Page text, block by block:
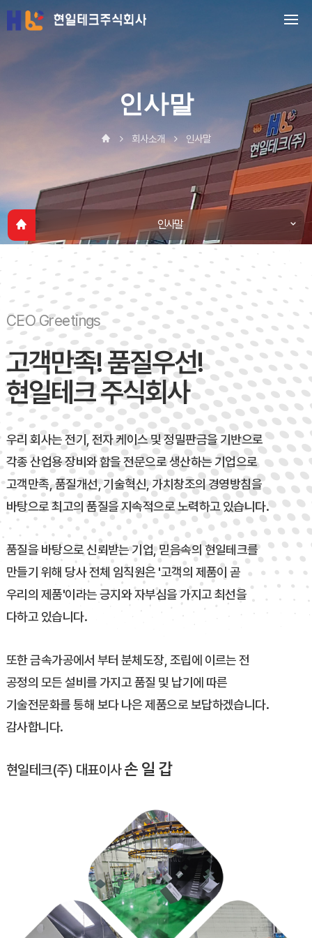
인사말
회사소개 인사말
인사말
인사말
회사연혁
인증현황
조직도
회사현황
찾아오시는 길
CEO Greetings
고객만족! 품질우선!
현일테크 주식회사
우리 회사는 전기, 전자 케이스 및 정밀판금을 기반으로
각종 산업용 장비와 함을 전문으로 생산하는 기업으로
고객만족, 품질개선, 기술혁신, 가치창조의 경영방침을
바탕으로 최고의 품질을 지속적으로 노력하고 있습니다.
품질을 바탕으로 신뢰받는 기업, 믿음속의 현일테크를
만들기 위해 당사 전체 임직원은 '고객의 제품이 곧
우리의 제품'이라는 긍지와 자부심을 가지고 최선을
다하고 있습니다.
또한 금속가공에서 부터 분체도장, 조립에 이르는 전
공정의 모든 설비를 가지고 품질 및 납기에 따른
기술전문화를 통해 보다 나은 제품으로 보답하겠습니다.
감사합니다.
현일테크(주) 대표이사손 일 갑